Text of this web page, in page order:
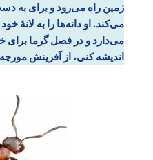
زمین راه می‌رود و برای به
می‌کند. او دانه‌ها را به لانۀ
می‌دارد و در فصل گرما
اندیشه کنی، از آفرینش